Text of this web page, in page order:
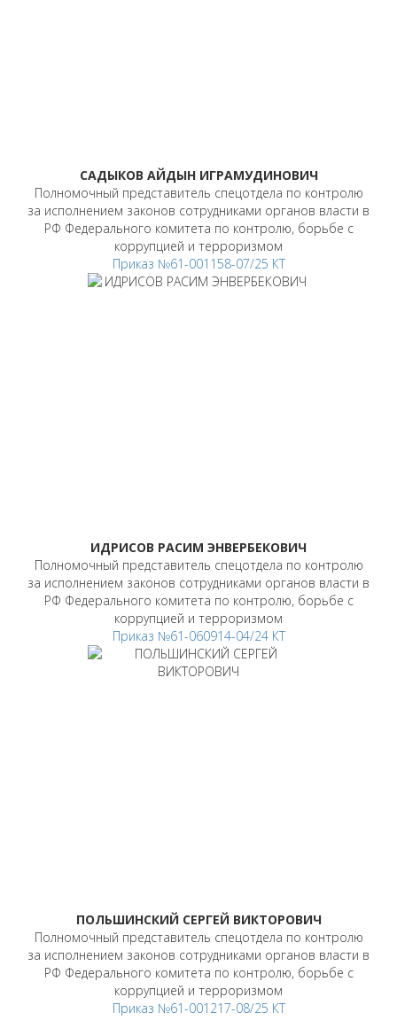
САДЫКОВ АЙДЫН ИГРАМУДИНОВИЧ
Полномочный представитель спецотдела по контролю
за исполнением законов сотрудниками органов власти в
РФ Федерального комитета по контролю, борьбе с
коррупцией и терроризмом
Приказ №61-001158-07/25 КТ
ИДРИСОВ РАСИМ ЭНВЕРБЕКОВИЧ
Полномочный представитель спецотдела по контролю
за исполнением законов сотрудниками органов власти в
РФ Федерального комитета по контролю, борьбе с
коррупцией и терроризмом
Приказ №61-060914-04/24 КТ
ПОЛЬШИНСКИЙ СЕРГЕЙ ВИКТОРОВИЧ
Полномочный представитель спецотдела по контролю
за исполнением законов сотрудниками органов власти в
РФ Федерального комитета по контролю, борьбе с
коррупцией и терроризмом
Приказ №61-001217-08/25 КТ